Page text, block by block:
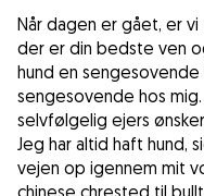
Når dagen er gået, er
der er din bedste ven
hund en sengesovende
sengesovende hos
selvfølgelig ejers
Jeg har altid haft hund,
vejen op igennem mit